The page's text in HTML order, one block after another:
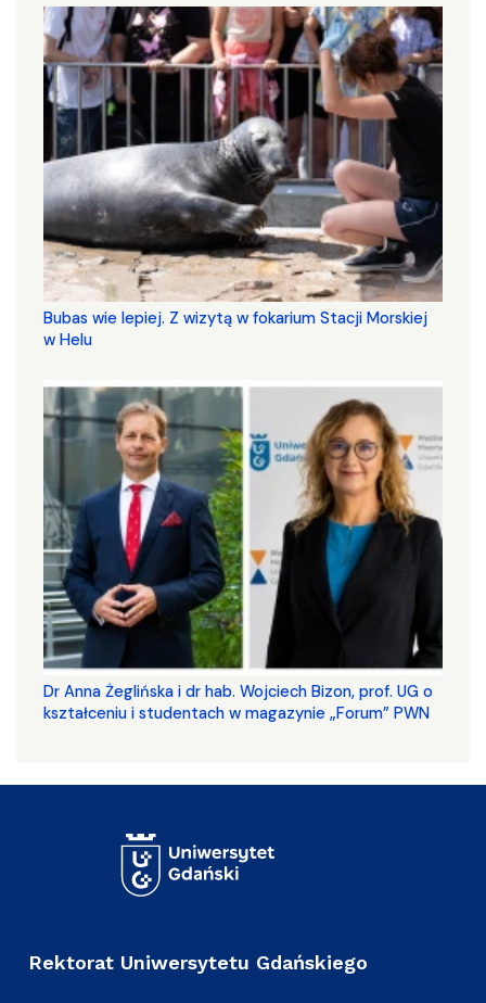
Bubas wie lepiej. Z wizytą w fokarium Stacji Morskiej
w Helu
​​​​​​​Dr Anna Żeglińska i dr hab. Wojciech Bizon, prof. UG o
kształceniu i studentach w magazynie „Forum” PWN
Rektorat Uniwersytetu Gdańskiego